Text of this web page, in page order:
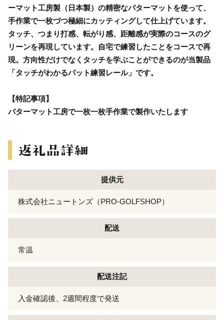
ーマット工房製（日本製）の精密なパターマットを使って、
手作業で一枚づつ極細にカッティングして仕上げています。
タッチ、つまり打感、転がり感、距離感が実際のコースのグ
リーンを再現しています。自宅で練習したことをコースで再
現。方向性だけでなくタッチを学ぶことができるのが当製品
「タッチがわかるパット練習レール」です。
【特記事項】
パターマット工房で一枚一枚手作業で製作いたします
提供元
株式会社ニュートンズ（PRO-GOLFSHOP）
配送
常温
配送注記
入金確認後、2週間程度で発送